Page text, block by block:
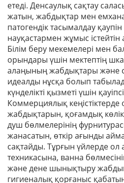
етеді. Денсаулық сақтау
жатын, жабдықтар мен
патогендік тасымалдау
науқастармен жұмыс
Білім беру мекемелері мен
орындары үшін мектептің
алаңының жабдықтары және
идеалды нұсқа болып
күнделікті қызметі үшін
Коммерциялық кеңістіктерде
жабдықтарын, қоғамдық
душ бөлмелерінің
жанасатын, өткір ағынды
сақтайды. Тұрғын үйлерде ол
техникасына, ванна
және дене шынықтыру
гигиеналық қорғаныс